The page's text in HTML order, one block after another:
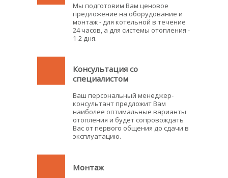
Мы подготовим Вам ценовое
предложение на оборудование и
монтаж - для котельной в течение
24 часов, а для системы отопления -
1-2 дня.
Консультация со
специалистом
Ваш персональный менеджер-
консультант предложит Вам
наиболее оптимальные варианты
отопления и будет сопровождать
Вас от первого общения до сдачи в
эксплуатацию.
Монтаж